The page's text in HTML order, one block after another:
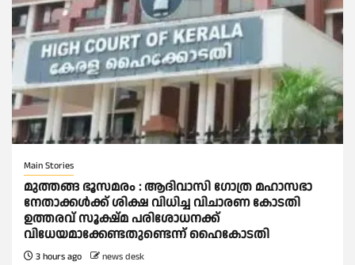
Main Stories
മുത്തങ്ങ ഭൂസമരം : ആദിവാസി ഗോത്ര മഹാസഭാ
നേതാക്കള്‍ക്ക് ശിക്ഷ വിധിച്ച വിചാരണ കോടതി
ഉത്തരവ് സൂക്ഷ്മ പരിശോധനക്ക്
വിധേയമാക്കേണ്ടതുണ്ടെന്ന് ഹൈകോടതി
3 hours ago news desk